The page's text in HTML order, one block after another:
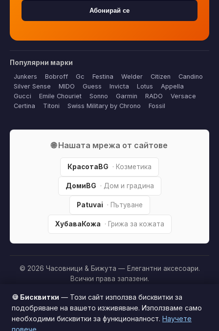
Абонирай се
Популярни марки
Junkers Bobroff Gc Festina Welder Citizen
Candino
Silver Sense
MIDO Guess Invicta Lotus
Appella
Gucci
Emile Chouriet Sonno Garmin RADO
Versace
Certina
Titoni Swiss Military by Chrono Fossil
🌐 Нашата мрежа от сайтове
КрасотаBG · Козметика
ДомиBG · Дом и градина
Patuvai · Пътуване
ХубаваКожа · Грижа за кожата
© 2026 Часовници & Бижута — Елегантни аксесоари.
Всички права запазени.
Партньорско разкриване:
Този сайт е независим и
съдържа партньорски (affiliate) линкове. Когато купите
продукт през тях, може да получим малка комисиона от
това да оскъпява покупката за вас. Това
Този сайт използва бисквитки за по-добро
🍪 Бисквитки — Този сайт използва бисквитки за
подобряване на вашето изживяване. Използваме само
необходими бисквитки за функционалност. Научете
повече